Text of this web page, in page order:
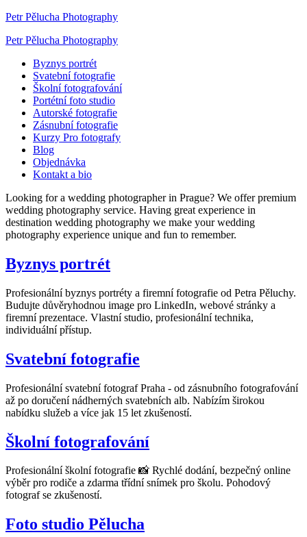
Petr Pělucha Photography
Petr Pělucha Photography
Byznys portrét
Svatební fotografie
Školní fotografování
Portétní foto studio
Autorské fotografie
Zásnubní fotografie
Kurzy Pro fotografy
Blog
Objednávka
Kontakt a bio
Looking for a wedding photographer in Prague? We offer premium
wedding photography service. Having great experience in
destination wedding photography we make your wedding
photography experience unique and fun to remember.
Byznys portrét
Profesionální byznys portréty a firemní fotografie od Petra Pěluchy.
Budujte důvěryhodnou image pro LinkedIn, webové stránky a
firemní prezentace. Vlastní studio, profesionální technika,
individuální přístup.
Svatební fotografie
Profesionální svatební fotograf Praha - od zásnubního fotografování
až po doručení nádherných svatebních alb. Nabízím širokou
nabídku služeb a více jak 15 let zkušeností.
Školní fotografování
Profesionální školní fotografie 📸 Rychlé dodání, bezpečný online
výběr pro rodiče a zdarma třídní snímek pro školu. Pohodový
fotograf se zkušeností.
Foto studio Pělucha